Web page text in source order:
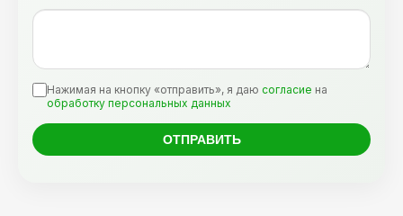
Нажимая на кнопку «отправить», я даю согласие на
обработку персональных данных